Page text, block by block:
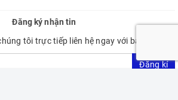
Đăng ký nhận tin
tôi trực tiếp liên hệ ngay với bạn.
Đăng kí